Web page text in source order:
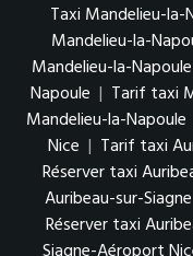
Taxi Mandelieu-
Mandelieu-la-
Mandelieu-la-
Napoule | Tarif taxi
Mandelieu-la-Napoule
Nice | Tarif taxi
Réserver taxi
Auribeau-sur-Siagne
Réserver taxi